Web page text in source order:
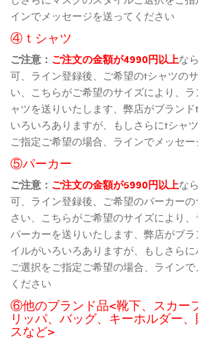
インでメッセージを送ってください
④ｔシャツ
ご注意： ご注文の金額が4990円以上な
可、ライン登録後、ご希望のtシャツの
い、こちらがご希望のサイズにより、
ャツを送りいたします、弊店がブラン
いろいろありますが、もしさらにtシャ
ご指定ご希望の場合、ラインでメッセ
⑤パーカー
ご注意： ご注文の金額が5990円以上な
可、ライン登録後、ご希望のパーカー
さい、こちらがご希望のサイズにより
パーカーを送りいたします、弊店がブ
イルがいろいろありますが、もしさら
ご選択をご指定ご希望の場合、ライン
ください
⑥他のブランド品<靴下、スカー
リッパ、バッグ、キーホルダー
スなど>